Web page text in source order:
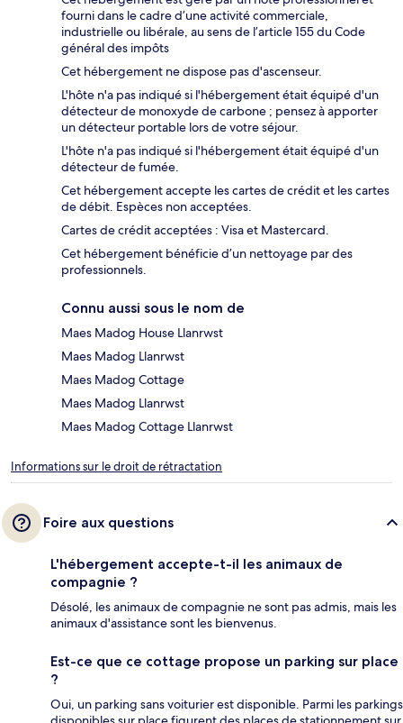
fourni dans le cadre d’une activité commerciale,
industrielle ou libérale, au sens de l’article 155 du Code
général des impôts
Cet hébergement ne dispose pas d'ascenseur.
L'hôte n'a pas indiqué si l'hébergement était équipé d'un
détecteur de monoxyde de carbone ; pensez à apporter
un détecteur portable lors de votre séjour.
L'hôte n'a pas indiqué si l'hébergement était équipé d'un
détecteur de fumée.
Cet hébergement accepte les cartes de crédit et les cartes
de débit. Espèces non acceptées.
Cartes de crédit acceptées : Visa et Mastercard.
Cet hébergement bénéficie d’un nettoyage par des
professionnels.
Connu aussi sous le nom de
Maes Madog House Llanrwst
Maes Madog Llanrwst
Maes Madog Cottage
Maes Madog Llanrwst
Maes Madog Cottage Llanrwst
Informations sur le droit de rétractation
Foire aux questions
L'hébergement accepte-t-il les animaux de
compagnie ?
Désolé, les animaux de compagnie ne sont pas admis, mais les
animaux d'assistance sont les bienvenus.
Est-ce que ce cottage propose un parking sur place
?
Oui, un parking sans voiturier est disponible. Parmi les parkings